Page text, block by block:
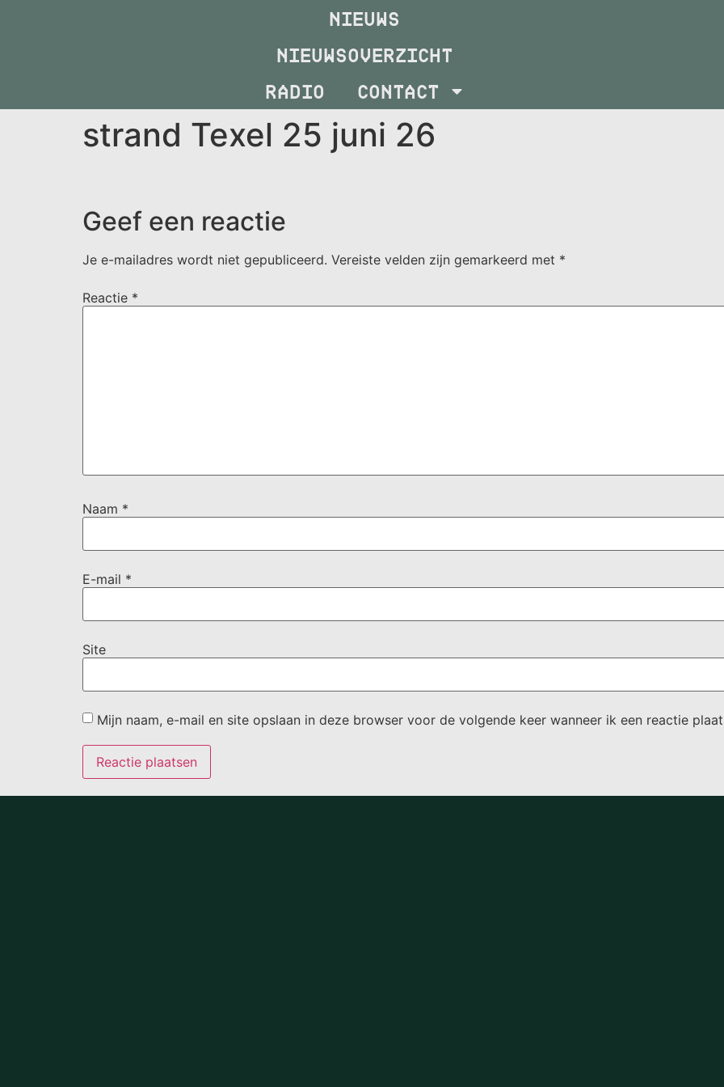
NIEUWS
NIEUWSOVERZICHT
RADIO
CONTACT
strand Texel 25 juni 26
Geef een reactie
Je e-mailadres wordt niet gepubliceerd. Vereiste velden zijn gemarkeerd met *
Reactie *
Naam *
E-mail *
Site
Mijn naam, e-mail en site opslaan in deze browser voor de volgende keer wanneer ik een reactie